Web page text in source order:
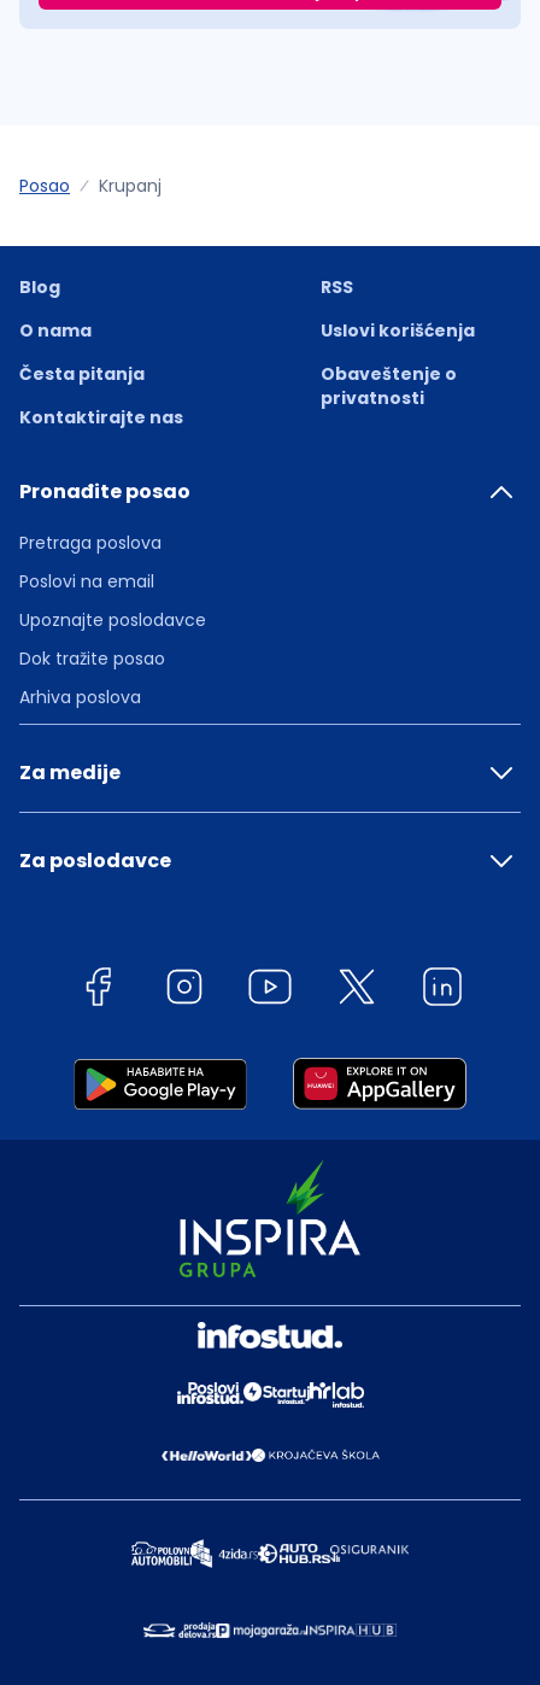
Posao Krupanj
Blog
O nama
Česta pitanja
Kontaktirajte nas
RSS
Uslovi korišćenja
Obaveštenje o
privatnosti
Pronađite posao
Pretraga poslova
Poslovi na email
Upoznajte poslodavce
Dok tražite posao
Arhiva poslova
Za medije
Za poslodavce